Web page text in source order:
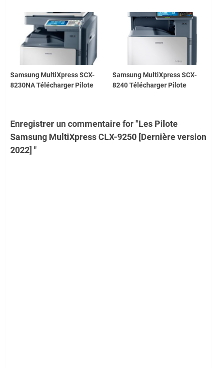
Samsung MultiXpress SCX-
8230NA Télécharger Pilote
Samsung MultiXpress SCX-
8240 Télécharger Pilote
Enregistrer un commentaire for "Les Pilote
Samsung MultiXpress CLX-9250 [Dernière version
2022] "